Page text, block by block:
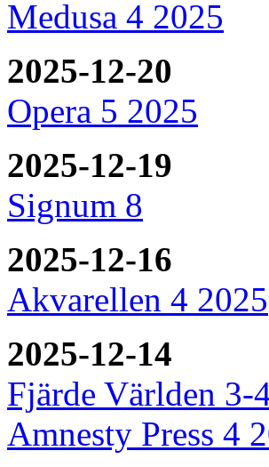
Medusa 4 2025
2025-12-20
Opera 5 2025
2025-12-19
Signum 8
2025-12-16
Akvarellen 4 2025
2025-12-14
Fjärde Världen 3-
Amnesty Press 4